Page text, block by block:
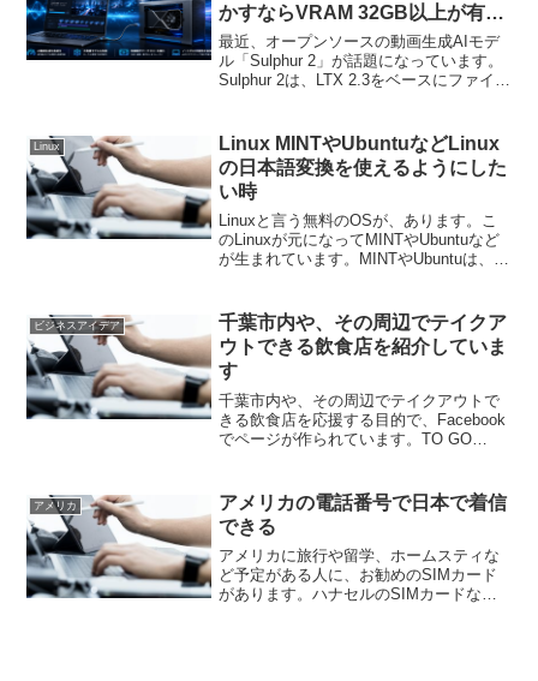
かすならVRAM 32GB以上が有力
候補
最近、オープンソースの動画生成AIモデ
ル「Sulphur 2」が話題になっています。
Sulphur 2は、LTX 2.3をベースにファイン
を生成するText-to-V...
Linux
Linux MINTやUbuntuなどLinux
の日本語変換を使えるようにした
い時
Linuxと言う無料のOSが、あります。こ
のLinuxが元になってMINTやUbuntuなど
が生まれています。MINTやUbuntuは、低
る時にも利用されています。私も、...
ビジネスアイデア
千葉市内や、その周辺でテイクア
ウトできる飲食店を紹介していま
す
千葉市内や、その周辺でテイクアウトで
きる飲食店を応援する目的で、Facebook
でページが作られています。TO GO
る飲食店のメニューやお店を紹介してい
ま...
アメリカ
アメリカの電話番号で日本で着信
できる
アメリカに旅行や留学、ホームスティな
ど予定がある人に、お勧めのSIMカード
があります。ハナセルのSIMカードな